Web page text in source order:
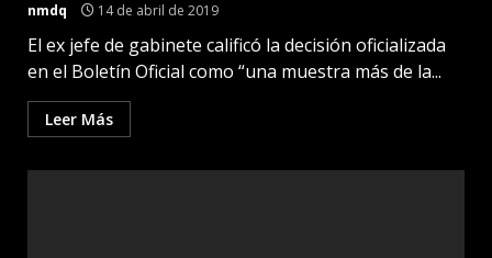
nmdq 14 de abril de 2019
El ex jefe de gabinete calificó la decisión oficializada
en el Boletín Oficial como “una muestra más de la...
Leer Más